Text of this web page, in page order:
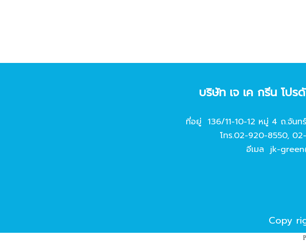
บริษัท เจ เค กรีน โป
ที่อยู่ 136/11-10-12 หมู่ 4 ถ.จันท
โทร.02-920-8550,
อีเมล jk-
Copy